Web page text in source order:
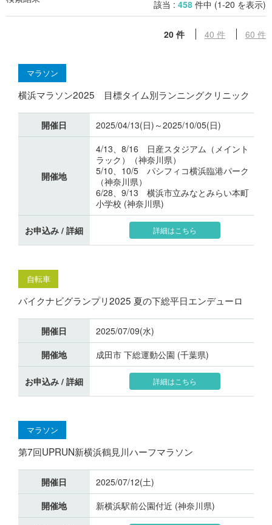
該当 : 458 件中 (1-20 を表示)
20 件 40 件 60 件
マラソン
横浜マラソン2025 目標タイム別ランニングクリニック
開催日 2025/04/13(日)～2025/10/05(日)
開催地
4/13、8/16 日産スタジアム（メイント
ラック）（神奈川県）
5/10、10/5 パシフィコ横浜臨港パーク
（神奈川県）
6/28、9/13 横浜市立みなとみらい本町
小学校 (神奈川県)
お申込み / 詳細 詳細はこちら
自転車
バイクナビグランプリ2025 夏の下総平日エンデューロ
開催日
2025/07/09(水)
開催地
成田市 下総運動公園 (千葉県)
お申込み / 詳細 詳細はこちら
マラソン
第7回UPRUN新横浜鶴見川ハーフマラソン
開催日
2025/07/12(土)
開催地
新横浜駅前公園付近 (神奈川県)